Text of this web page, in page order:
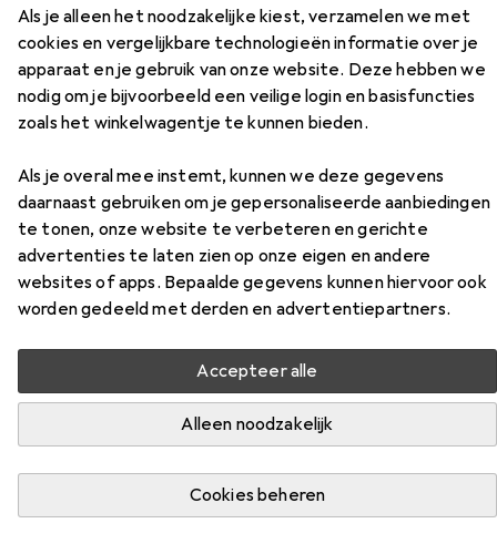
Als je alleen het noodzakelijke kiest, verzamelen we met
cookies en vergelijkbare technologieën informatie over je
apparaat en je gebruik van onze website. Deze hebben we
nodig om je bijvoorbeeld een veilige login en basisfuncties
zoals het winkelwagentje te kunnen bieden.
Als je overal mee instemt, kunnen we deze gegevens
daarnaast gebruiken om je gepersonaliseerde aanbiedingen
te tonen, onze website te verbeteren en gerichte
advertenties te laten zien op onze eigen en andere
websites of apps. Bepaalde gegevens kunnen hiervoor ook
worden gedeeld met derden en advertentiepartners.
Accepteer alle
Alleen noodzakelijk
Cookies beheren
EUR
16,90
Shots
Accessoires voor Shots 10 Speed
Rechargeable Bullet
Vind bijpassende accessoires voor de Shots 10 Speed